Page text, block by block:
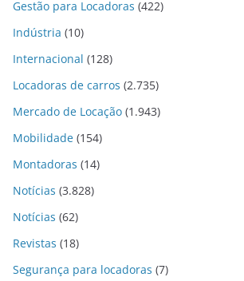
Gestão para Locadoras (422)
Indústria (10)
Internacional (128)
Locadoras de carros (2.735)
Mercado de Locação (1.943)
Mobilidade (154)
Montadoras (14)
Notícias (3.828)
Notícias (62)
Revistas (18)
Segurança para locadoras (7)